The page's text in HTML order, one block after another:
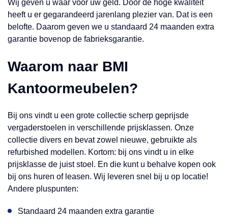
Wij geven u waar voor uw geld. Door de hoge kwaliteit
heeft u er gegarandeerd jarenlang plezier van. Dat is een
belofte. Daarom geven we u standaard 24 maanden extra
garantie bovenop de fabrieksgarantie.
Waarom naar BMI
Kantoormeubelen?
Bij ons vindt u een grote collectie scherp geprijsde
vergaderstoelen in verschillende prijsklassen. Onze
collectie divers en bevat zowel nieuwe, gebruikte als
refurbished modellen. Kortom: bij ons vindt u in elke
prijsklasse de juist stoel. En die kunt u behalve kopen ook
bij ons huren of leasen. Wij leveren snel bij u op locatie!
Andere pluspunten:
Standaard 24 maanden extra garantie